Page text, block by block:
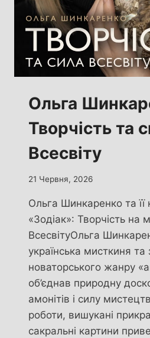
Ольга
Творчість та
Всесвіту
21 Червня, 2026
Ольга Шинкаренко та її
«Зодіак»: Творчість на
ВсесвітуОльга
українська мисткиня та
новаторського жанру
об’єднав природну
амонітів і силу
роботи, вишукані
сакральні картини